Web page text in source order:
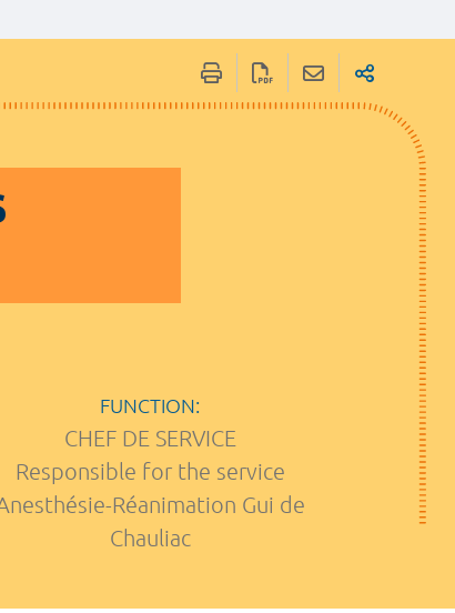
FUNCTION:
CHEF DE SERVICE
Responsible for the service
Réanimation Gui de
Chauliac